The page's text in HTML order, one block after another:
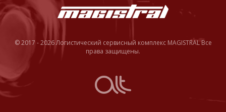
© 2017 - 2026 Логистический сервисный комплекс MAGISTRAL Все
права защищены.